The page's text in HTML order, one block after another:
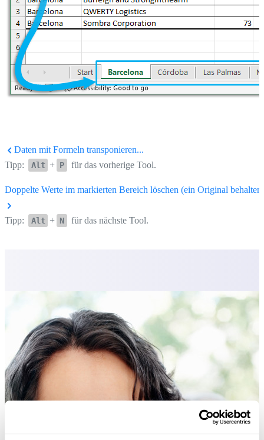
Daten mit Formeln transponieren...
Tipp:
Alt + P für das vorherige Tool.
Doppelte Werte im markierten Bereich löschen (ein Original behalten)
Tipp: Alt + N für das nächste Tool.